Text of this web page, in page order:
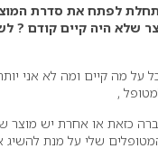
לפתח את סדרת
שלא היה קיים קודם ?
על מה קיים ומה לא אני
,
כזאת או אחרת יש מוצר
שלי על מנת